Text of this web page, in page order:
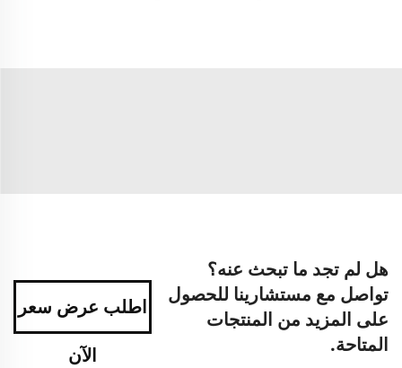
هل لم تجد ما تبحث عنه؟
تواصل مع مستشارينا للحصول
على المزيد من المنتجات
المتاحة.
اطلب عرض سعر
الآن